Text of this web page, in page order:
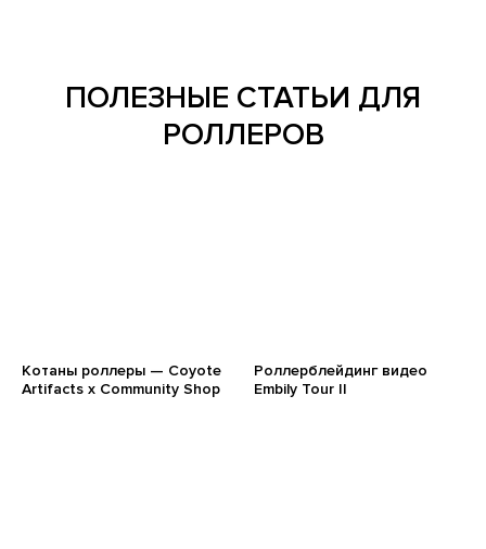
ПОЛЕЗНЫЕ СТАТЬИ ДЛЯ
РОЛЛЕРОВ
Котаны роллеры — Coyote
Artifacts x Community Shop
Роллерблейдинг видео
Embily Tour II